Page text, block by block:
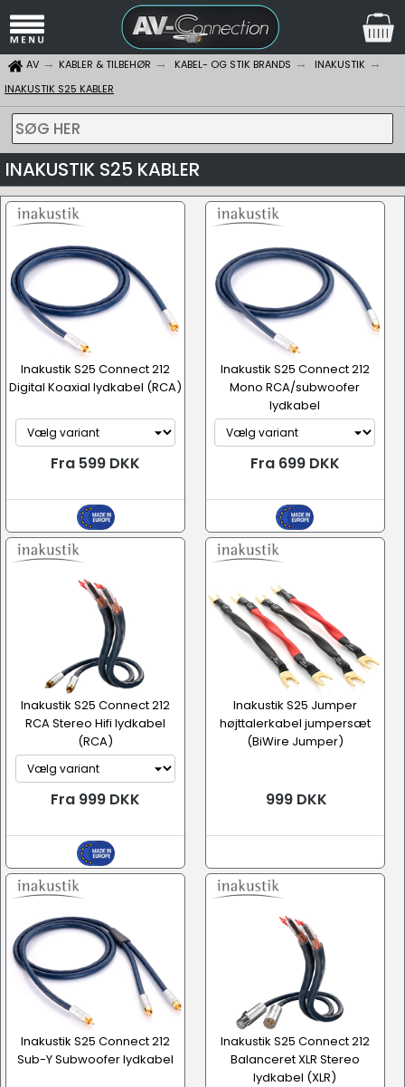
AV KABLER & TILBEHØR KABEL- OG STIK BRANDS
INAKUSTIK
INAKUSTIK S25 KABLER
SØG HER
INAKUSTIK S25 KABLER
Inakustik S25 Connect 212
Digital Koaxial lydkabel (RCA)
Fra 599 DKK
Inakustik S25 Connect 212
Mono RCA/subwoofer
lydkabel
Fra 699 DKK
Inakustik S25 Connect 212
RCA Stereo Hifi lydkabel
(RCA)
Fra 999 DKK
Inakustik S25 Jumper
højttalerkabel jumpersæt
(BiWire Jumper)
999 DKK
Inakustik S25 Connect 212
Sub-Y Subwoofer lydkabel
Inakustik S25 Connect 212
Balanceret XLR Stereo
lydkabel (XLR)